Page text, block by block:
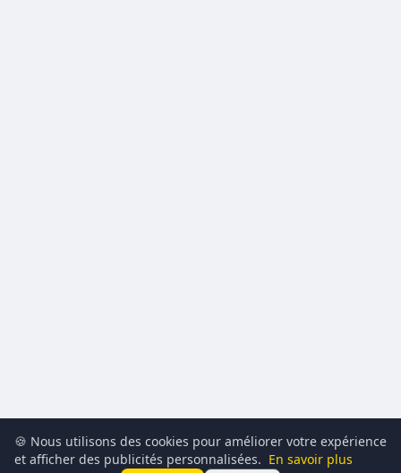
🍪 Nous utilisons des cookies pour améliorer votre expérience
et afficher des publicités personnalisées. En savoir plus